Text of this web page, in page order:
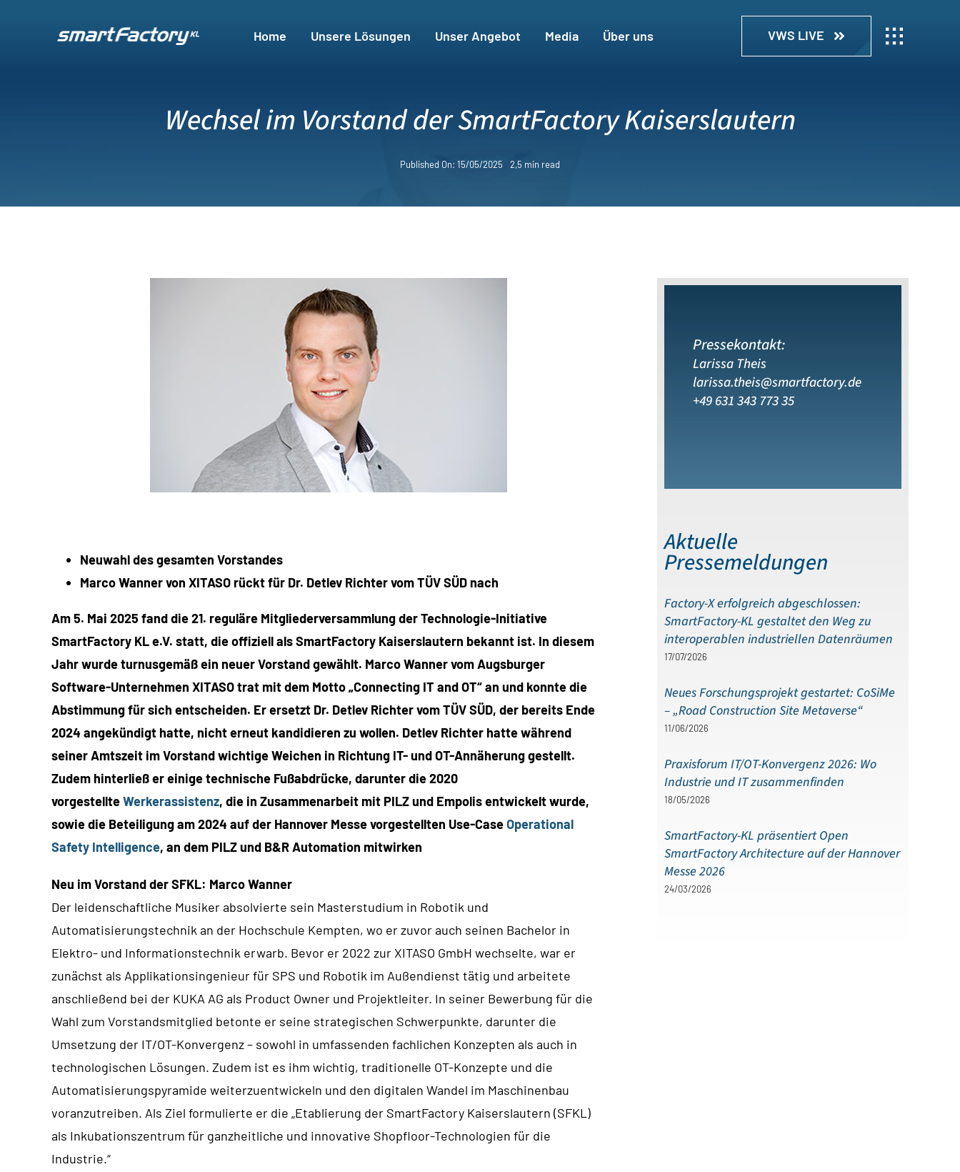
Home Unsere Lösungen Unser Angebot Media Über uns VWS LIVE
Wechsel im Vorstand der SmartFactory Kaiserslautern
Published On: 15/05/2025 2,5 min read
Neuwahl des gesamten Vorstandes
Marco Wanner von XITASO rückt für Dr. Detlev Richter vom TÜV SÜD nach
Am 5. Mai 2025 fand die 21. reguläre Mitgliederversammlung der Technologie-Initiative
SmartFactory KL e.V. statt, die offiziell als SmartFactory Kaiserslautern bekannt ist. In diesem
Jahr wurde turnusgemäß ein neuer Vorstand gewählt. Marco Wanner vom Augsburger
Software-Unternehmen XITASO trat mit dem Motto „Connecting IT and OT“ an und konnte die
Abstimmung für sich entscheiden. Er ersetzt Dr. Detlev Richter vom TÜV SÜD, der bereits Ende
2024 angekündigt hatte, nicht erneut kandidieren zu wollen. Detlev Richter hatte während
seiner Amtszeit im Vorstand wichtige Weichen in Richtung IT- und OT-Annäherung gestellt.
Zudem hinterließ er einige technische Fußabdrücke, darunter die 2020
vorgestellteWerkerassistenz, die in Zusammenarbeit mit PILZ und Empolis entwickelt wurde,
sowie die Beteiligung am 2024 auf der Hannover Messe vorgestellten Use-CaseOperational
Safety Intelligence, an dem PILZ und B&R Automation mitwirken
Neu im Vorstand der SFKL: Marco Wanner
Der leidenschaftliche Musiker absolvierte sein Masterstudium in Robotik und
Automatisierungstechnik an der Hochschule Kempten, wo er zuvor auch seinen Bachelor in
Elektro- und Informationstechnik erwarb. Bevor er 2022 zur XITASO GmbH wechselte, war er
zunächst als Applikationsingenieur für SPS und Robotik im Außendienst tätig und arbeitete
anschließend bei der KUKA AG als Product Owner und Projektleiter. In seiner Bewerbung für die
Wahl zum Vorstandsmitglied betonte er seine strategischen Schwerpunkte, darunter die
Umsetzung der IT/OT-Konvergenz – sowohl in umfassenden fachlichen Konzepten als auch in
technologischen Lösungen. Zudem ist es ihm wichtig, traditionelle OT-Konzepte und die
Automatisierungspyramide weiterzuentwickeln und den digitalen Wandel im Maschinenbau
voranzutreiben. Als Ziel formulierte er die „Etablierung der SmartFactory Kaiserslautern (SFKL)
als Inkubationszentrum für ganzheitliche und innovative Shopfloor-Technologien für die
Industrie.“
Pressekontakt:
Larissa Theis
larissa.theis@smartfactory.de
+49 631 343 773 35
Aktuelle
Pressemeldungen
Factory-X erfolgreich abgeschlossen:
SmartFactory-KL gestaltet den Weg zu
interoperablen industriellen Datenräumen
17/07/2026
Neues Forschungsprojekt gestartet: CoSiMe
– „Road Construction Site Metaverse“
11/06/2026
Praxisforum IT/OT-Konvergenz 2026: Wo
Industrie und IT zusammenfinden
18/05/2026
SmartFactory-KL präsentiert Open
SmartFactory Architecture auf der Hannover
Messe 2026
24/03/2026